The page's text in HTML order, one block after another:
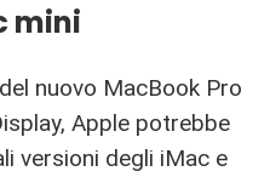
mini
nuovo MacBook Pro
Apple potrebbe
versioni degli iMac e